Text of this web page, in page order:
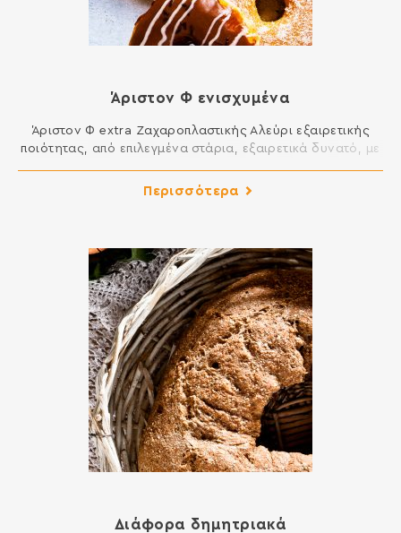
Άριστον Φ ενισχυμένα
Άριστον Φ extra Ζαχαροπλαστικής Αλεύρι εξαιρετικής
ποιότητας, από επιλεγµένα στάρια, εξαιρετικά δυνατό, µε
σφολιατοειδή, µπριός, πανετόνε. Ιδανικό για
τσουρεκιών. ∆ίνει τελικά προϊόντα µε εξαιρετική γεύση
και ποιότητα. Ιδανικό […]
Περισσότερα
Διάφορα δημητριακά